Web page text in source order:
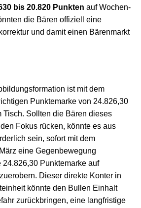
bis 20.820 Punkten auf Wochen-
die Bären offiziell eine
und damit einen Bärenmarkt
ist mit dem
Punktemarke von 24.826,30
Tisch. Sollten die Bären dieses
Fokus rücken, könnte es aus
sein, sofort mit dem
eine Gegenbewegung
Punktemarke auf
Dieser direkte Konter in
könnte den Bullen Einhalt
zurückbringen, eine langfristige